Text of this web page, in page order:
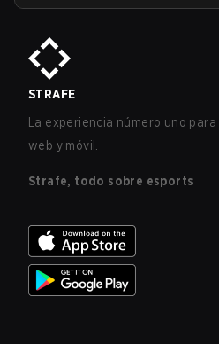
STRAFE
La experiencia número uno
web y móvil.
Strafe, todo sobre esports